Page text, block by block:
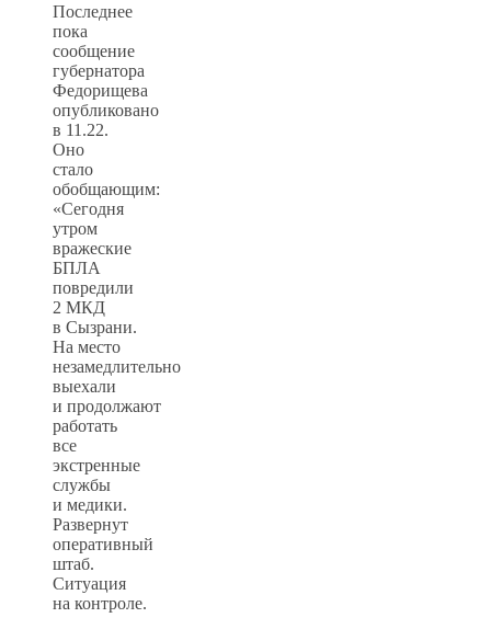
Последнее
пока
сообщение
губернатора
Федорищева
опубликовано
в 11.22.
Оно
стало
обобщающим:
«Сегодня
утром
вражеские
БПЛА
повредили
2 МКД
в Сызрани.
На место
незамедлительно
выехали
и продолжают
работать
все
экстренные
службы
и медики.
Развернут
оперативный
штаб.
Ситуация
на контроле.